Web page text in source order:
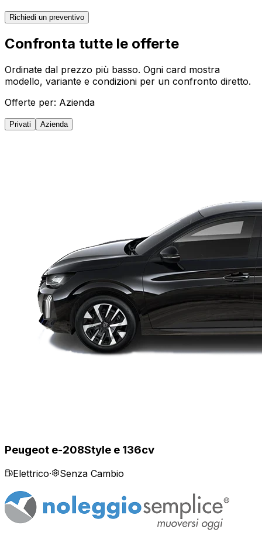
Richiedi un preventivo
Confronta tutte le offerte
Ordinate dal prezzo più basso. Ogni card mostra
modello, variante e condizioni per un confronto diretto.
Offerte per: Azienda
Privati Azienda
Peugeot e-208Style e 136cv
Elettrico· Senza Cambio